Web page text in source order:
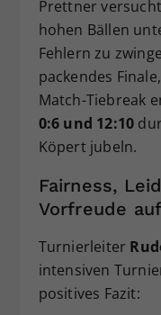
Prettner
hohen Bällen
Fehlern zu
packendes
Match-Tiebreak
0:6 und 12:10
Köpert jubeln.
Fairness,
Vorfreude
Turnierleiter
intensiven
positives Fazit: